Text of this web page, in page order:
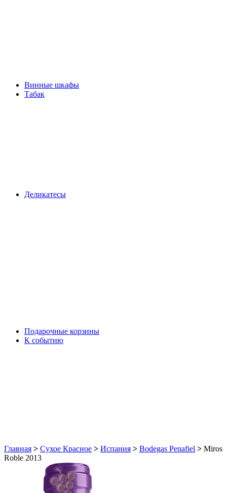
Винные шкафы
Табак
Деликатесы
Подарочные корзины
К событию
Главная > Сухое Красное > Испания > Bodegas Penafiel > Miros
Roble 2013